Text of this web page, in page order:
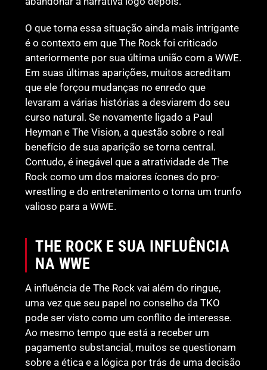
O que torna essa situação ainda mais intrigante
é o contexto em que The Rock foi criticado
anteriormente por sua última união com a WWE.
Em suas últimas aparições, muitos acreditam
que ele forçou mudanças no enredo que
levaram a várias histórias a desviarem do seu
curso natural. Se novamente ligado a Paul
Heyman e The Vision, a questão sobre o real
benefício de sua aparição se torna central.
Contudo, é inegável que a atratividade de The
Rock como um dos maiores ícones do pro-
wrestling e do entretenimento o torna um trunfo
valioso para a WWE.
THE ROCK E SUA INFLUÊNCIA
NA WWE
A influência de The Rock vai além do ringue,
uma vez que seu papel no conselho da TKO
pode ser visto como um conflito de interesse.
Ao mesmo tempo que está a receber um
pagamento substancial, muitos se questionam
sobre a ética e a lógica por trás de uma decisão